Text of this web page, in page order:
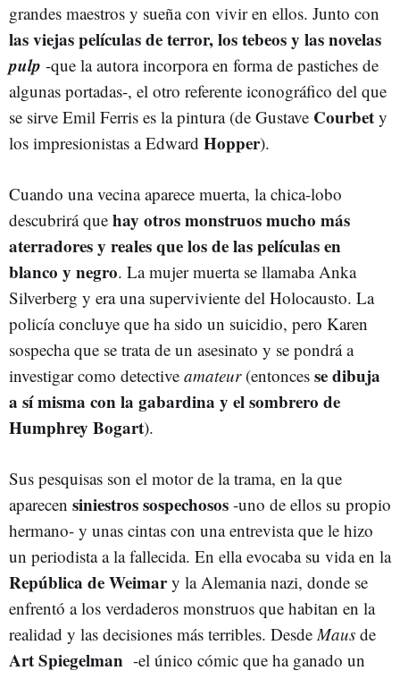
grandes maestros y sueña con vivir en ellos. Junto con
las viejas películas de terror, los tebeos y las novelas
pulp -que la autora incorpora en forma de pastiches de
algunas portadas-, el otro referente iconográfico del que
se sirve Emil Ferris es la pintura (de Gustave Courbet y
los impresionistas a Edward Hopper).
Cuando una vecina aparece muerta, la chica-lobo
descubrirá que hay otros monstruos mucho más
aterradores y reales que los de las películas en
blanco y negro. La mujer muerta se llamaba Anka
Silverberg y era una superviviente del Holocausto. La
policía concluye que ha sido un suicidio, pero Karen
sospecha que se trata de un asesinato y se pondrá a
investigar como detective amateur(entonces se dibuja
a sí misma con la gabardina y el sombrero de
Humphrey Bogart).
Sus pesquisas son el motor de la trama, en la que
aparecen siniestros sospechosos -uno de ellos su propio
hermano- y unas cintas con una entrevista que le hizo
un periodista a la fallecida. En ella evocaba su vida en la
República de Weimary la Alemania nazi, donde se
enfrentó a los verdaderos monstruos que habitan en la
realidad y las decisiones más terribles. Desde Maus de
Art Spiegelman -el único cómic que ha ganado un